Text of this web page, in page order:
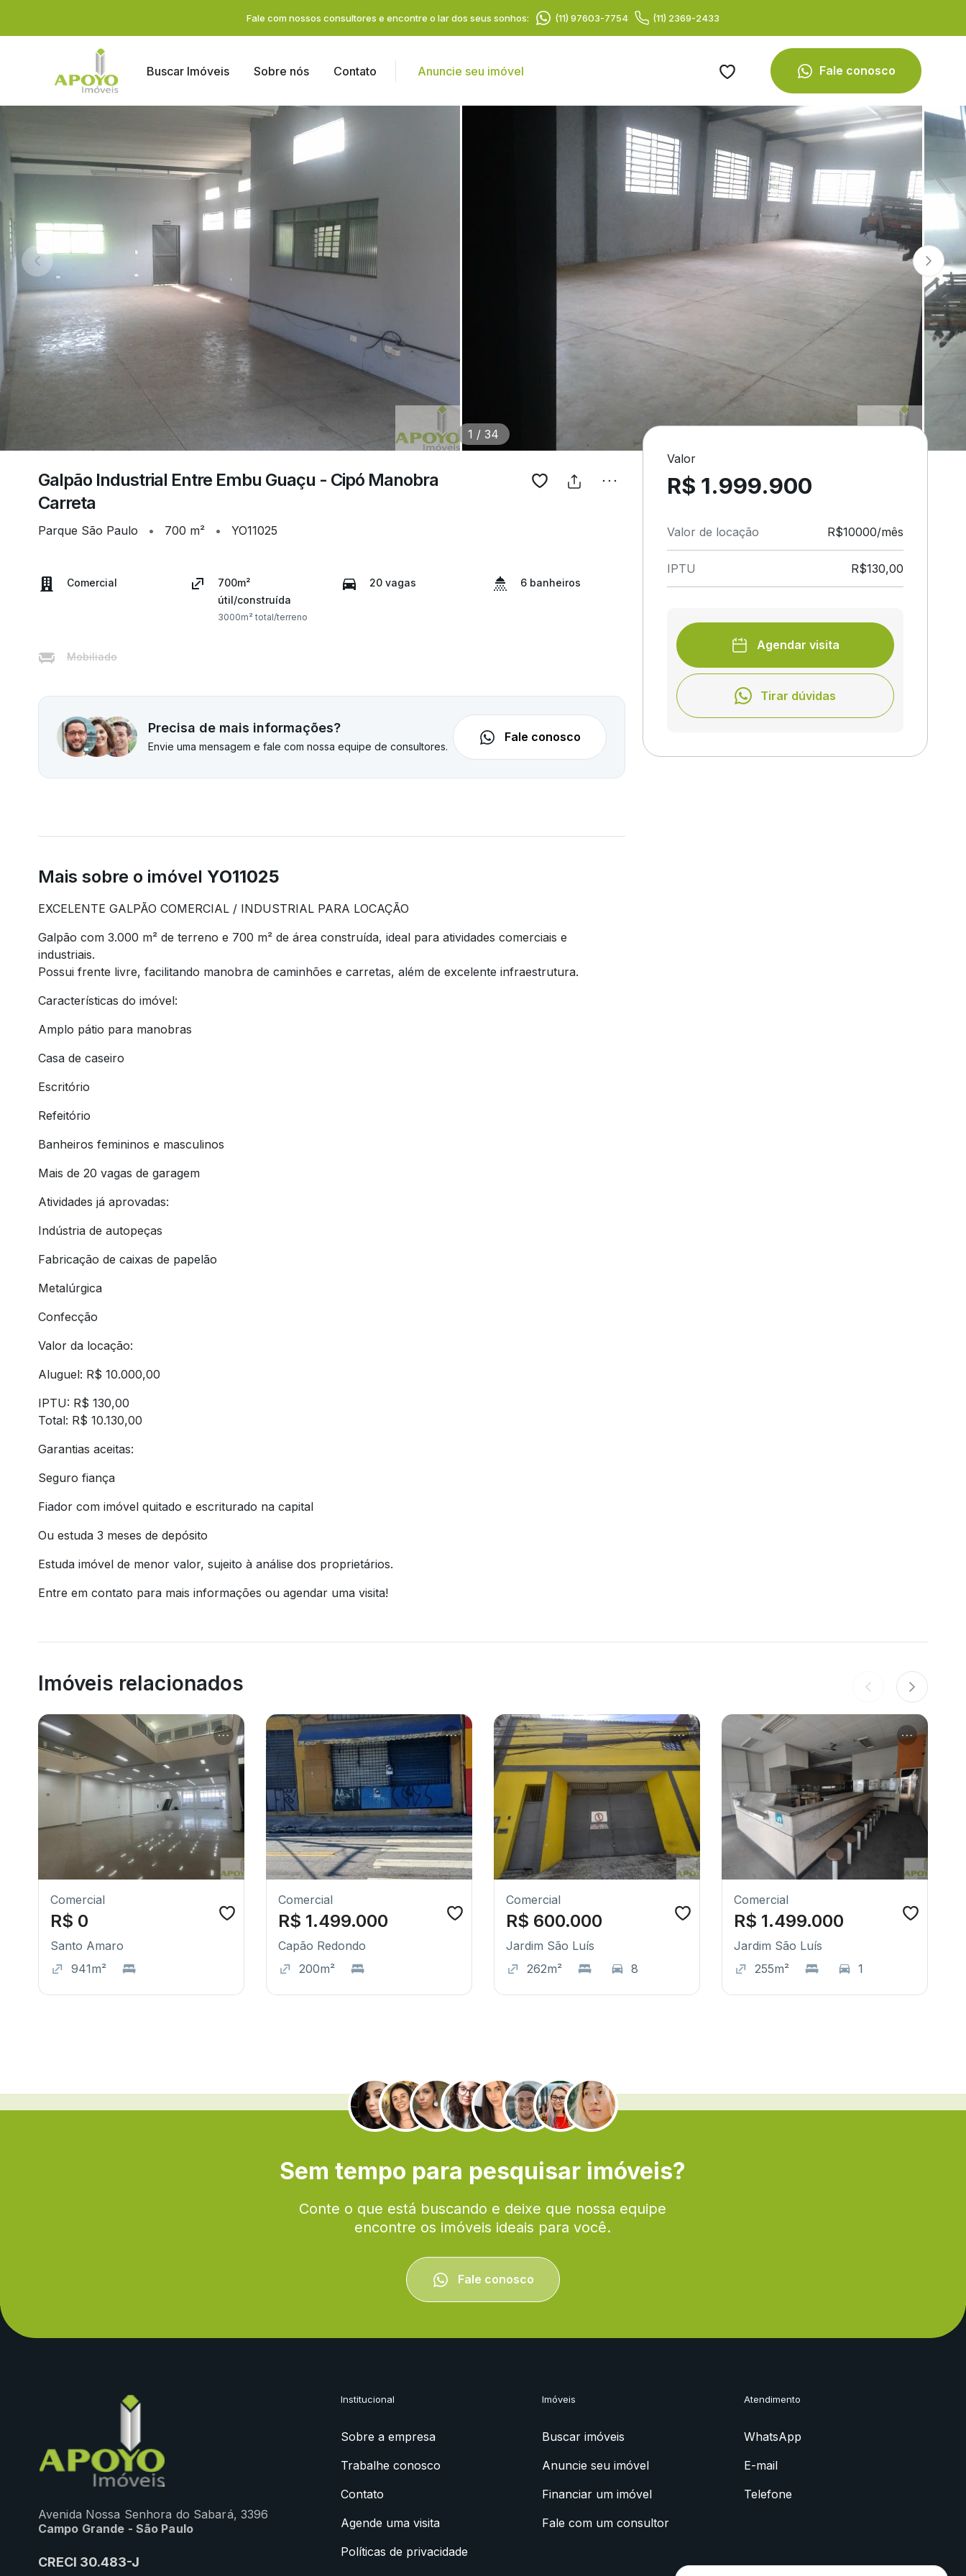
Fale com nossos consultores e encontre o lar dos seus sonhos: (11) 97603-7754 (11) 2369-2433
Buscar Imóveis Sobre nós Contato Anuncie seu imóvel Fale conosco
1 / 34
Galpão Industrial Entre Embu Guaçu - Cipó Manobra
Carreta
Parque São Paulo • 700 m² • YO11025
Comercial
700m²
útil/construída
3000m² total/terreno
20 vagas 6 banheiros
Mobiliado
Precisa de mais informações?
Envie uma mensagem e fale com nossa equipe de consultores.
Fale conosco
Mais sobre o imóvel YO11025
EXCELENTE GALPÃO COMERCIAL / INDUSTRIAL PARA LOCAÇÃO
Galpão com 3.000 m² de terreno e 700 m² de área construída, ideal para atividades comerciais e
industriais.
Possui frente livre, facilitando manobra de caminhões e carretas, além de excelente infraestrutura.
Características do imóvel:
Amplo pátio para manobras
Casa de caseiro
Escritório
Refeitório
Banheiros femininos e masculinos
Mais de 20 vagas de garagem
Atividades já aprovadas:
Indústria de autopeças
Fabricação de caixas de papelão
Metalúrgica
Confecção
Valor da locação:
Aluguel: R$ 10.000,00
IPTU: R$ 130,00
Total: R$ 10.130,00
Garantias aceitas:
Seguro fiança
Fiador com imóvel quitado e escriturado na capital
Ou estuda 3 meses de depósito
Estuda imóvel de menor valor, sujeito à análise dos proprietários.
Entre em contato para mais informações ou agendar uma visita!
Valor
R$ 1.999.900
Valor de locação R$10000/mês
IPTU R$130,00
Agendar visita
Tirar dúvidas
Imóveis relacionados
Comercial
R$ 0
Santo Amaro
941m²
Comercial
R$ 1.499.000
Capão Redondo
200m²
Comercial
R$ 600.000
Jardim São Luís
262m²
8
Comercial
R$ 1.499.000
Jardim São Luís
255m²
1
.
Sem tempo para pesquisar imóveis?
Conte o que está buscando e deixe que nossa equipe
encontre os imóveis ideais para você.
Fale conosco
Avenida Nossa Senhora do Sabará, 3396
Campo Grande - São Paulo
CRECI 30.483-J
Institucional
Sobre a empresa
Trabalhe conosco
Contato
Agende uma visita
Políticas de privacidade
Imóveis
Buscar imóveis
Anuncie seu imóvel
Financiar um imóvel
Fale com um consultor
Atendimento
WhatsApp
E-mail
Telefone